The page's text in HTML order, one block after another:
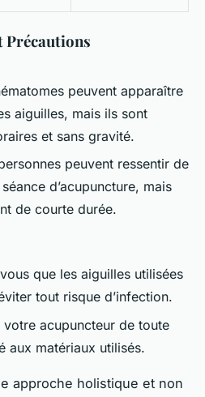
Précautions
peuvent apparaître
aiguilles, mais ils sont
et sans gravité.
peuvent ressentir de
d’acupuncture, mais
de courte durée.
que les aiguilles utilisées
tout risque d’infection.
votre acupuncteur de toute
aux matériaux utilisés.
approche holistique et non